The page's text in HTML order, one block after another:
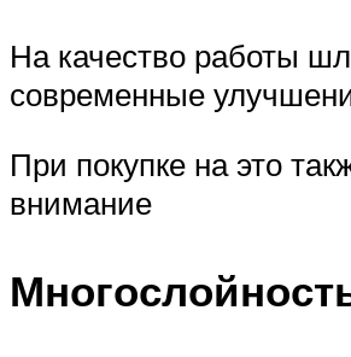
На качество работы
современные
При покупке на это
внимание